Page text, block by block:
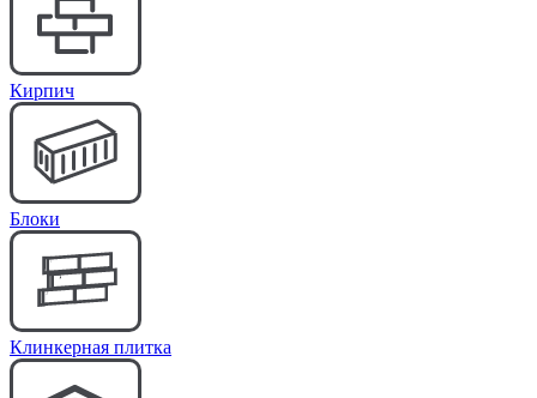
Кирпич
Блоки
Клинкерная плитка